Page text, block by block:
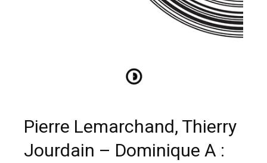
Pierre Lemarchand, Thierry
Jourdain – Dominique A :